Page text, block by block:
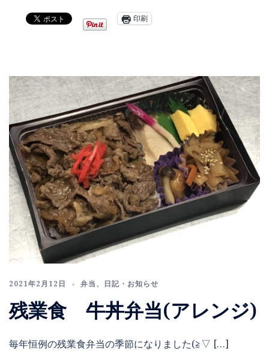
印刷
2021年2月12日 弁当、 日記・お知らせ
残業食 牛丼弁当(アレンジ)
毎年恒例の残業食弁当の季節になりました(≧▽ […]